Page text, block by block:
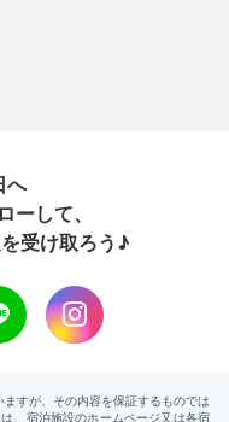
へ
して、
受け取ろう♪